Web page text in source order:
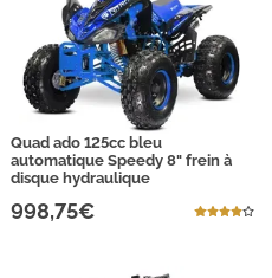
Quad ado 125cc bleu
automatique Speedy 8" frein à
disque hydraulique
998,75€